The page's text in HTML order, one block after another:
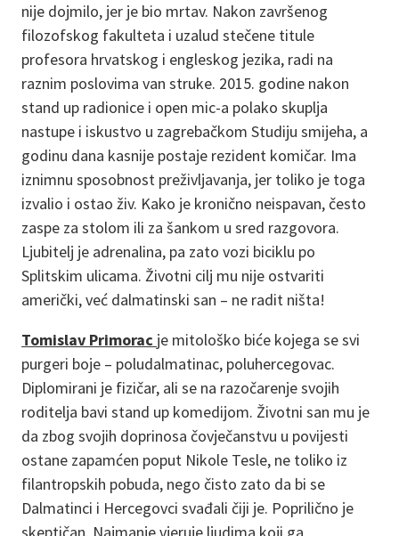
nije dojmilo, jer je bio mrtav. Nakon završenog
filozofskog fakulteta i uzalud stečene titule
profesora hrvatskog i engleskog jezika, radi na
raznim poslovima van struke. 2015. godine nakon
stand up radionice i open mic-a polako skuplja
nastupe i iskustvo u zagrebačkom Studiju smijeha, a
godinu dana kasnije postaje rezident komičar. Ima
iznimnu sposobnost preživljavanja, jer toliko je toga
izvalio i ostao živ. Kako je kronično neispavan, često
zaspe za stolom ili za šankom u sred razgovora.
Ljubitelj je adrenalina, pa zato vozi biciklu po
Splitskim ulicama. Životni cilj mu nije ostvariti
američki, već dalmatinski san – ne radit ništa!
Tomislav Primorac je mitološko biće kojega se svi
purgeri boje – poludalmatinac, poluhercegovac.
Diplomirani je fizičar, ali se na razočarenje svojih
roditelja bavi stand up komedijom. Životni san mu je
da zbog svojih doprinosa čovječanstvu u povijesti
ostane zapamćen poput Nikole Tesle, ne toliko iz
filantropskih pobuda, nego čisto zato da bi se
Dalmatinci i Hercegovci svađali čiji je. Poprilično je